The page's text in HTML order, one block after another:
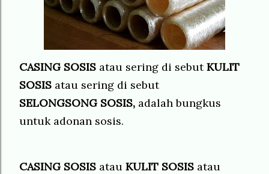
CASING SOSIS atau sering di sebutKULIT
SOSIS atau sering di sebut
SELONGSONG SOSIS, adalah bungkus
untuk adonan sosis.
CASING SOSIS atau KULIT SOSIS atau